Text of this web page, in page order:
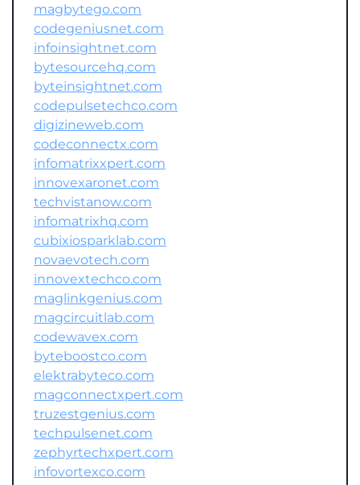
magbytego.com
codegeniusnet.com
infoinsightnet.com
bytesourcehq.com
byteinsightnet.com
codepulsetechco.com
digizineweb.com
codeconnectx.com
infomatrixxpert.com
innovexaronet.com
techvistanow.com
infomatrixhq.com
cubixiosparklab.com
novaevotech.com
innovextechco.com
maglinkgenius.com
magcircuitlab.com
codewavex.com
byteboostco.com
elektrabyteco.com
magconnectxpert.com
truzestgenius.com
techpulsenet.com
zephyrtechxpert.com
infovortexco.com